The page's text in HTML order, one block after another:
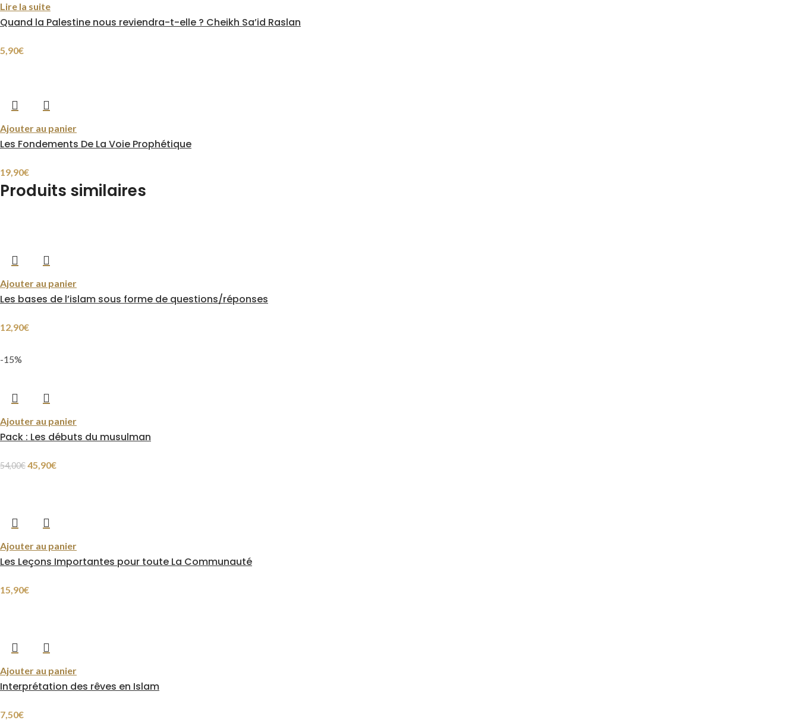
Lire la suite
Quand la Palestine nous reviendra-t-elle ? Cheikh Sa’id Raslan
5,90€
Ajouter au panier
Les Fondements De La Voie Prophétique
19,90€
Produits similaires
Ajouter au panier
Les bases de l’islam sous forme de questions/réponses
12,90€
-15%
Ajouter au panier
Pack : Les débuts du musulman
54,00€45,90€
Ajouter au panier
Les Leçons Importantes pour toute La Communauté
15,90€
Ajouter au panier
Interprétation des rêves en Islam
7,50€